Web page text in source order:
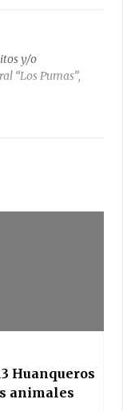
y/o
“Los Pumas”,
Huanqueros
animales